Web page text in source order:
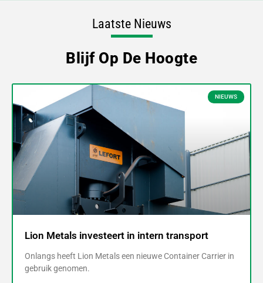
Laatste Nieuws
Blijf Op De Hoogte
NIEUWS
Lion Metals investeert in intern transport
Onlangs heeft Lion Metals een nieuwe Container Carrier in
gebruik genomen.